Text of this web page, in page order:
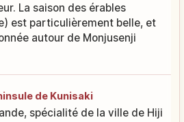
La saison des érables
est particulièrement belle, et
autour de Monjusenji
de Kunisaki
spécialité de la ville de Hiji